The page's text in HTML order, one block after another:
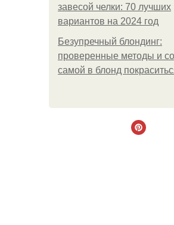
завесой челки: 70 лучших
вариантов на 2024 год
Безупречный блондинг:
проверенные методы и
самой в блонд